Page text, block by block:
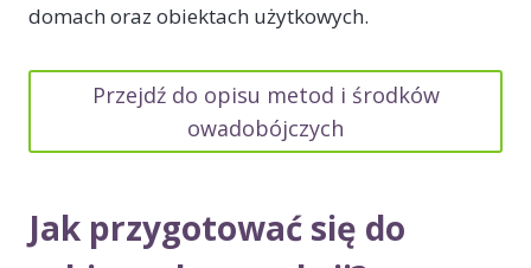
domach oraz obiektach użytkowych.
Przejdź do opisu metod i środków
owadobójczych
Jak przygotować się do